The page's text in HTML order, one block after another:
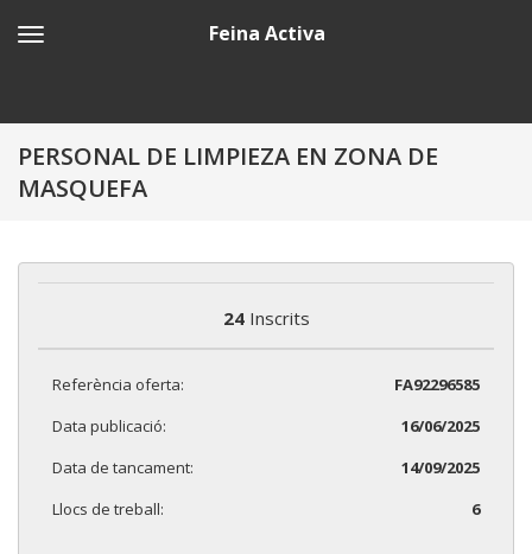
Feina Activa
PERSONAL DE LIMPIEZA EN ZONA DE
MASQUEFA
24Inscrits
Referència oferta:
FA92296585
Data publicació:
16/06/2025
Data de tancament:
14/09/2025
Llocs de treball:
6